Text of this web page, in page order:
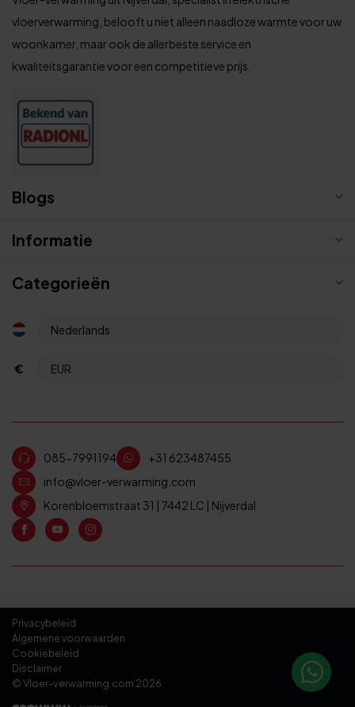
vloerverwarming, belooft u niet alleen naadloze warmte voor uw
woonkamer, maar ook de allerbeste service en
kwaliteitsgarantie voor een competitieve prijs.
Blogs
Informatie
Categorieën
€
085-7991194
+31 623487455
info@vloer-verwarming.com
Korenbloemstraat 31 | 7442 LC | Nijverdal
Privacybeleid
Algemene voorwaarden
Cookiebeleid
Disclaimer
© Vloer-verwarming.com 2026